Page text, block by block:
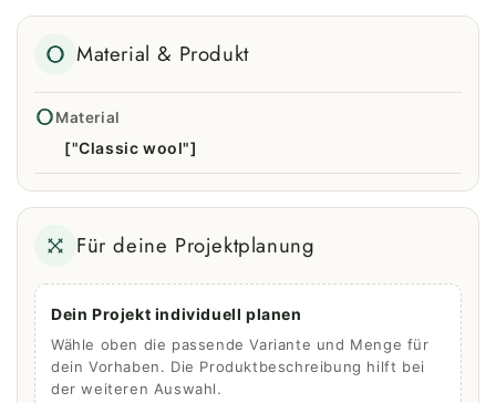
Material & Produkt
Material
["Classic wool"]
Für deine Projektplanung
Dein Projekt individuell planen
Wähle oben die passende Variante und Menge für
dein Vorhaben. Die Produktbeschreibung hilft bei
der weiteren Auswahl.